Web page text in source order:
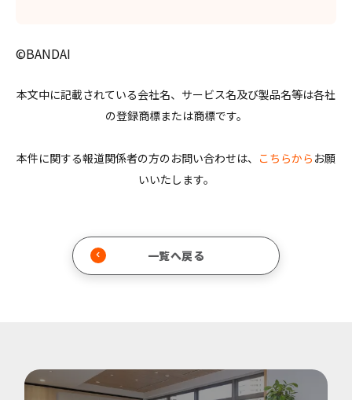
©BANDAI
本文中に記載されている会社名、サービス名及び製品名等は各社
の登録商標または商標です。
本件に関する報道関係者の方のお問い合わせは、 こちらから お願
いいたします。
一覧へ戻る